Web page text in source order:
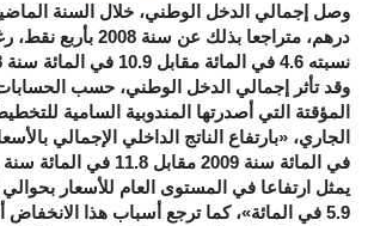
درهم، متراجعا بذلك عن سنة
نسبته 4.6 في المائة مقابل 10.9 في المائة سنة 2008.
وقد تأثر إجمالي الدخل الوطني، حسب
المؤقتة التي أصدرتها المندوبية السامية
في المائة سنة 2009 مقابل
5.9 في المائة»، كما ترجع أسباب هذا